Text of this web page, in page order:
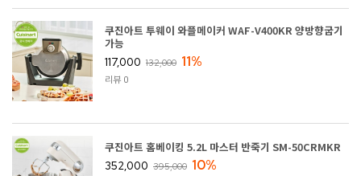
쿠진아트 투웨이 와플메이커 WAF-V400KR 양방향굽기
가능
117,000 132,000 11%
리뷰 0
쿠진아트 홈베이킹 5.2L 마스터 반죽기 SM-50CRMKR
352,000 395,000 10%